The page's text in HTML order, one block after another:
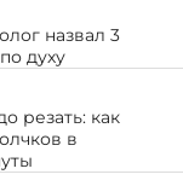
назвал 3
духу
резать: как
в